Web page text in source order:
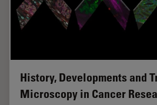
History, Developments and
Microscopy in Cancer